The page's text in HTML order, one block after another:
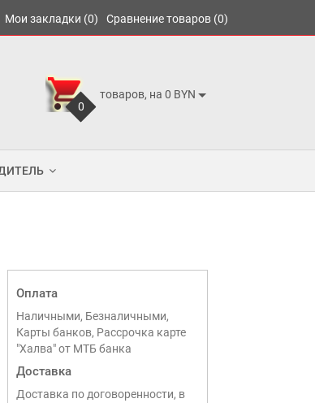
Мои закладки (0) Сравнение товаров (0)
0
товаров, на 0 BYN
Оплата
Наличными, Безналичными,
Карты банков, Рассрочка карте
"Халва" от МТБ банка
Доставка
Доставка по договоренности, в